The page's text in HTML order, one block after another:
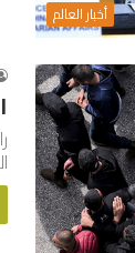
أخبار العالم